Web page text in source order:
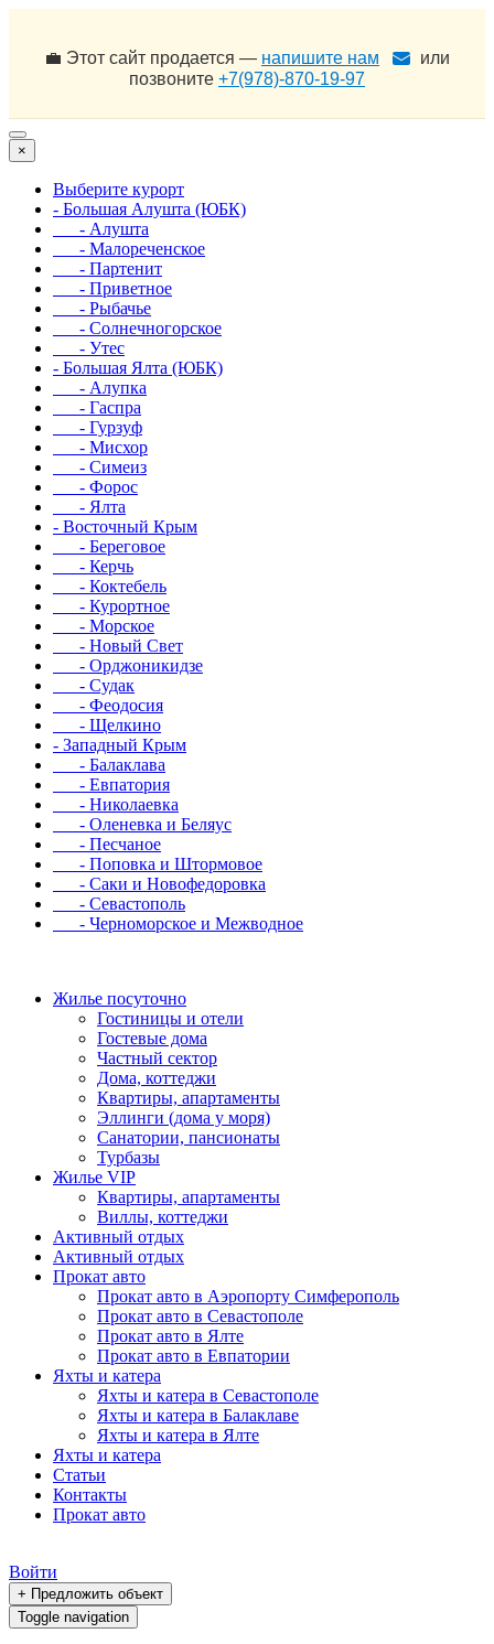
💼 Этот сайт продается — напишите нам
или
позвоните +7(978)-870-19-97
×
Выберите курорт
- Большая Алушта (ЮБК)
- Алушта
- Малореченское
- Партенит
- Приветное
- Рыбачье
- Солнечногорское
- Утес
- Большая Ялта (ЮБК)
- Алупка
- Гаспра
- Гурзуф
- Мисхор
- Симеиз
- Форос
- Ялта
- Восточный Крым
- Береговое
- Керчь
- Коктебель
- Курортное
- Морское
- Новый Свет
- Орджоникидзе
- Судак
- Феодосия
- Щелкино
- Западный Крым
- Балаклава
- Евпатория
- Николаевка
- Оленевка и Беляус
- Песчаное
- Поповка и Штормовое
- Саки и Новофедоровка
- Севастополь
- Черноморское и Межводное
Жилье посуточно
Гостиницы и отели
Гостевые дома
Частный сектор
Дома, коттеджи
Квартиры, апартаменты
Эллинги (дома у моря)
Санатории, пансионаты
Турбазы
Жилье VIP
Квартиры, апартаменты
Виллы, коттеджи
Активный отдых
Активный отдых
Прокат авто
Прокат авто в Аэропорту Симферополь
Прокат авто в Севастополе
Прокат авто в Ялте
Прокат авто в Евпатории
Яхты и катера
Яхты и катера в Севастополе
Яхты и катера в Балаклаве
Яхты и катера в Ялте
Яхты и катера
Статьи
Контакты
Прокат авто
Войти
+ Предложить объект
Toggle navigation